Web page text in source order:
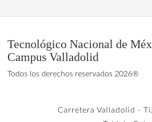
Tecnológico Nacional de
Campus Valladolid
Todos los derechos reservados 2026®
Carretera Valladolid -